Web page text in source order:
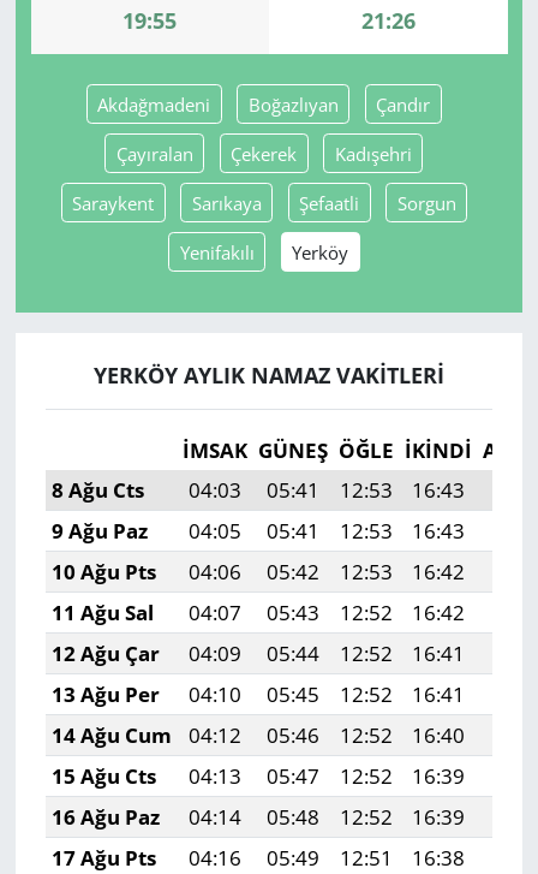
19:55 21:26
Akdağmadeni Boğazlıyan Çandır
Çayıralan Çekerek Kadışehri
Saraykent Sarıkaya Şefaatli Sorgun
Yenifakılı Yerköy
YERKÖY AYLIK NAMAZ VAKITLERI
İMSAK GÜNEŞ ÖĞLE İKINDI
8 Ağu Cts
04:03 05:41 12:53 16:43
9 Ağu Paz
04:05 05:41 12:53 16:43
10 Ağu Pts
04:06 05:42 12:53 16:42
11 Ağu Sal
04:07 05:43 12:52 16:42
12 Ağu Çar
04:09 05:44 12:52 16:41
13 Ağu Per
04:10 05:45 12:52 16:41
14 Ağu Cum
04:12 05:46 12:52 16:40
15 Ağu Cts
04:13 05:47 12:52 16:39
16 Ağu Paz
04:14 05:48 12:52 16:39
17 Ağu Pts
04:16 05:49 12:51 16:38
Yerel